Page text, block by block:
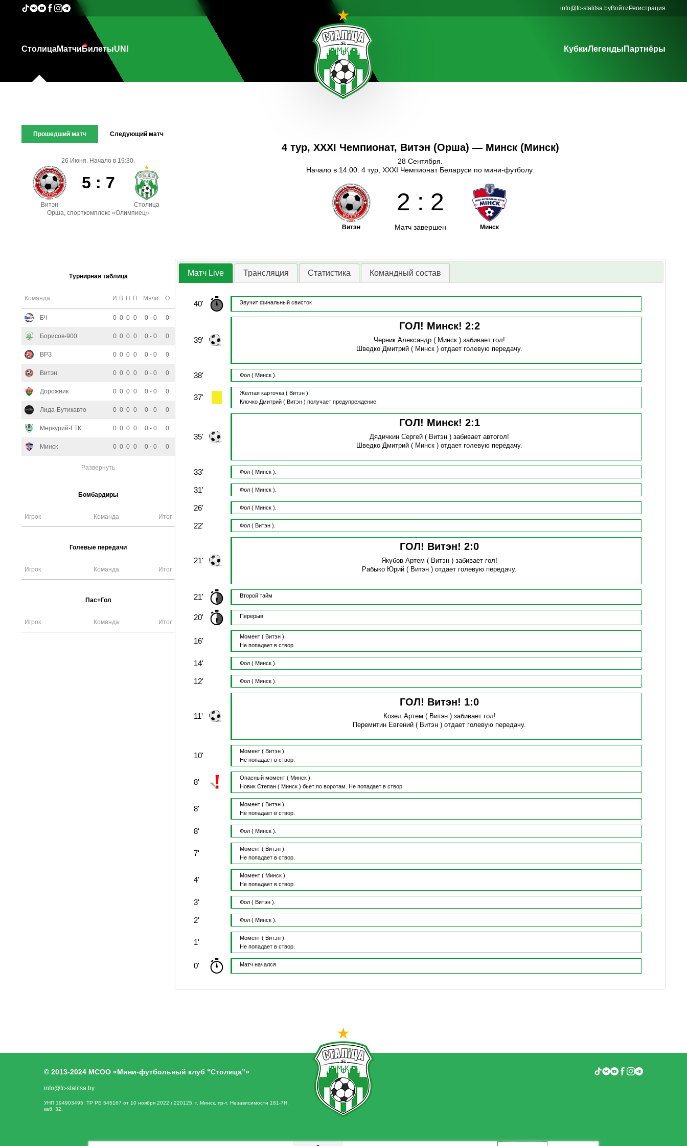
info@fc-stalitsa.byВойти Регистрация
СтолицаМатчи БилетыUNI КубкиЛегенды Партнёры
Прошедший матч Следующий матч
26 Июня. Начало в 19:30.
5 : 7
Витэн
Столица
Орша, спорткомплекс «Олимпиец»
Турнирная таблица
Команда И В Н П Мячи О
БЧ 0 0 0 0 0 - 0 0
Борисов-900 0 0 0 0 0 - 0 0
ВРЗ 0 0 0 0 0 - 0 0
Витэн 0 0 0 0 0 - 0 0
Дорожник 0 0 0 0 0 - 0 0
Лида-Бутикавто 0 0 0 0 0 - 0 0
Меркурий-ГТК 0 0 0 0 0 - 0 0
Минск 0 0 0 0 0 - 0 0
Развернуть
Бомбардиры
Игрок Команда Итог
Голевые передачи
Игрок Команда Итог
Пас+Гол
Игрок Команда Итог
4 тур, XXXI Чемпионат, Витэн (Орша) — Минск (Минск)
28 Сентября.
Начало в 14:00. 4 тур, XXXI Чемпионат Беларуси по мини-футболу.
Витэн
2 : 2
Матч завершен Минск
Матч Live Трансляция Статистика Командный состав
40' Звучит финальный свисток
39'
ГОЛ! Минск! 2:2
Черник Александр ( Минск )забивает гол!
Шведко Дмитрий ( Минск )отдает голевую передачу.
38' Фол ( Минск ).
37' Желтая карточка ( Витэн ).
Клочко Дмитрий( Витэн ) получает предупреждение.
35'
ГОЛ! Минск! 2:1
Дядичкин Сергей ( Витэн )забивает автогол!
Шведко Дмитрий ( Минск )отдает голевую передачу.
33' Фол ( Минск ).
31' Фол ( Минск ).
26' Фол ( Минск ).
22' Фол ( Витэн ).
21'
ГОЛ! Витэн!2:0
Якубов Артем ( Витэн )забивает гол!
Рабыко Юрий ( Витэн )отдает голевую передачу.
21' Второй тайм
20' Перерыв
16' Момент ( Витэн ).
Не попадает в створ.
14' Фол ( Минск ).
12' Фол ( Минск ).
11'
ГОЛ! Витэн! 1:0
Козел Артем ( Витэн ) забивает гол!
Перемитин Евгений ( Витэн )отдает голевую передачу.
10' Момент ( Витэн ).
Не попадает в створ.
8' Опасный момент ( Минск ).
Новик Степан( Минск ) бьет по воротам. Не попадает в створ.
8' Момент ( Витэн ).
Не попадает в створ.
8' Фол ( Минск ).
7' Момент ( Витэн ).
Не попадает в створ.
4' Момент ( Минск ).
Не попадает в створ.
3' Фол ( Витэн ).
2' Фол ( Минск ).
1' Момент ( Витэн ).
Не попадает в створ.
0' Матч начался
© 2013-2024 МСОО «Мини-футбольный клуб “Столица”»
info@fc-stalitsa.by
УНП 194903495. ТР РБ 545167 от 10 ноября 2022 г.220125, г. Минск, пр-т. Независимости 181-7Н,
каб. 32.